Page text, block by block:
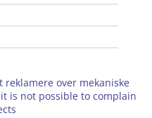
over mekaniske
is not possible to complain